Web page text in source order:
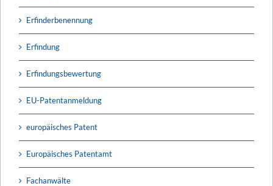
Erfinderbenennung
Erfindung
Erfindungsbewertung
EU-Patentanmeldung
europäisches Patent
Europäisches Patentamt
Fachanwälte